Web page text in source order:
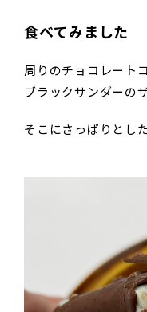
食べてみました
周りのチョコレート
ブラックサンダーの
そこにさっぱりとし